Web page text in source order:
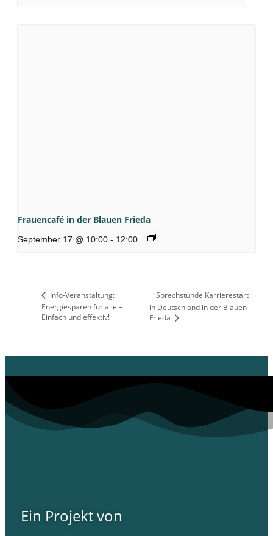
Frauencafé in der Blauen Frieda
September 17 @ 10:00 - 12:00
Info-Veranstaltung:
Energiesparen für alle –
Einfach und effektiv!
Sprechstunde Karrierestart
in Deutschland in der Blauen
Frieda
Ein Projekt von